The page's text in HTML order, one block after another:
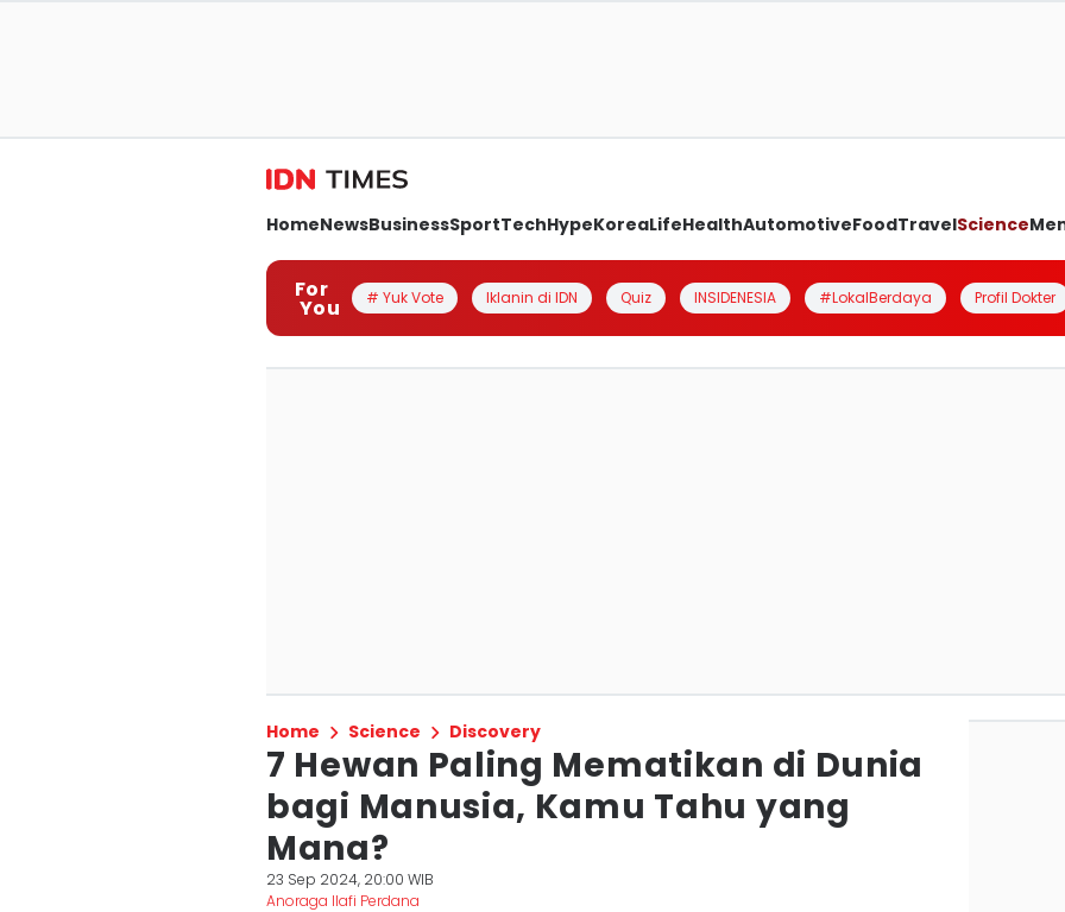
HomeNewsBusinessSportTechHypeKoreaLifeHealthAutomotiveFoodTravelScience
For
You # Yuk Vote Iklanin di IDN Quiz INSIDENESIA #LokalBerdaya Profil Dokter
Home Science Discovery
7 Hewan Paling Mematikan di Dunia
bagi Manusia, Kamu Tahu yang
Mana?
23 Sep 2024, 20:00 WIB
Anoraga Ilafi Perdana